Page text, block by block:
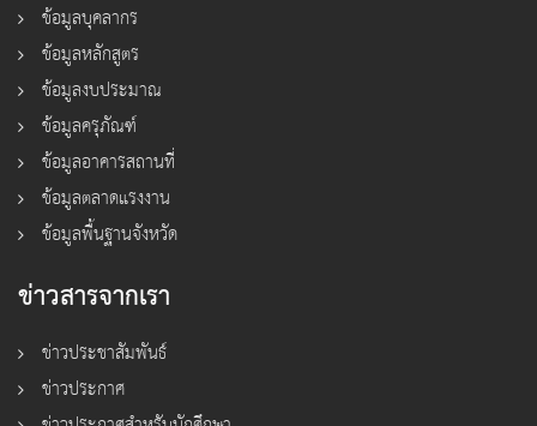
ข้อมูลบุคลากร
ข้อมูลหลักสูตร
ข้อมูลงบประมาณ
ข้อมูลครุภัณฑ์
ข้อมูลอาคารสถานที่
ข้อมูลตลาดแรงงาน
ข้อมูลพื้นฐานจังหวัด
ข่าวสารจากเรา
ข่าวประชาสัมพันธ์
ข่าวประกาศ